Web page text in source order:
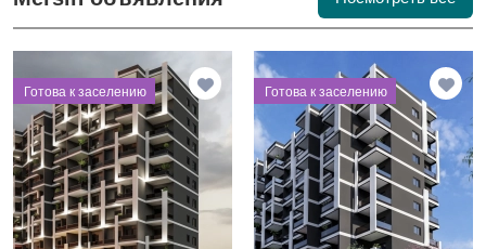
⁠Готова к заселению ⁠Готова к заселению